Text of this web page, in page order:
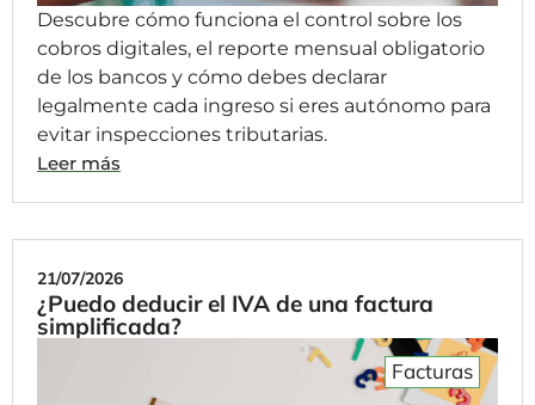
Descubre cómo funciona el control sobre los
cobros digitales, el reporte mensual obligatorio
de los bancos y cómo debes declarar
legalmente cada ingreso si eres autónomo para
evitar inspecciones tributarias.
Leer más
21/07/2026
¿Puedo deducir el IVA de una factura
simplificada?
Facturas